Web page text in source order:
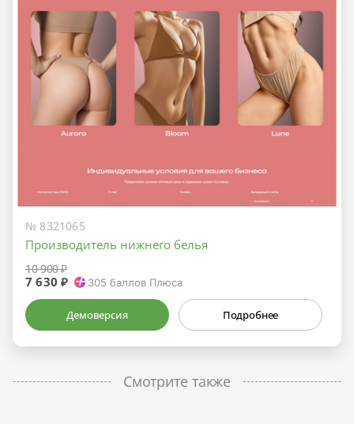
№ 8321065
Производитель нижнего белья
10 900 ₽
7 630 ₽ 305 баллов Плюса
Демоверсия Подробнее
Смотрите также